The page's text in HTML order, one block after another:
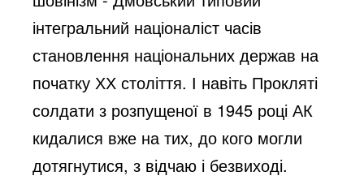
інтегральний націоналіст часів
становлення національних держав на
початку ХХ століття. І навіть Прокляті
солдати з розпущеної в 1945 році АК
кидалися вже на тих, до кого могли
дотягнутися, з відчаю і безвиході.